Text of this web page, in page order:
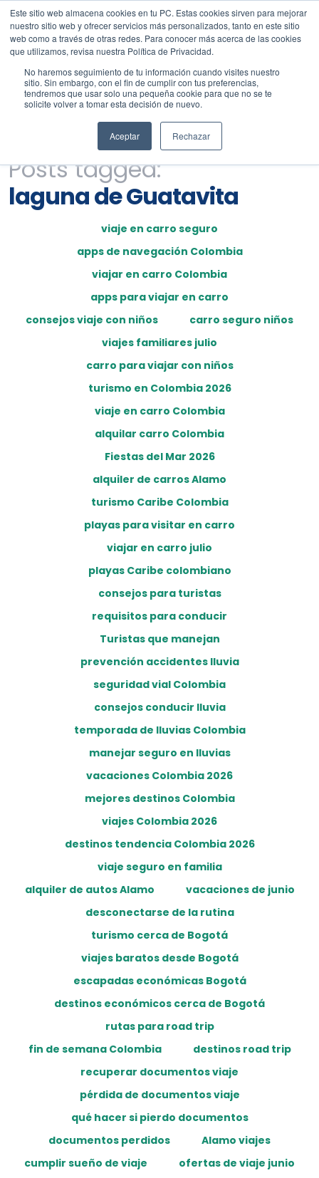
Este sitio web almacena cookies en tu PC. Estas cookies sirven para mejorar
nuestro sitio web y ofrecer servicios más personalizados, tanto en este sitio
web como a través de otras redes. Para conocer más acerca de las cookies
que utilizamos, revisa nuestra Política de Privacidad.
No haremos seguimiento de tu información cuando visites nuestro
sitio. Sin embargo, con el fin de cumplir con tus preferencias,
tendremos que usar solo una pequeña cookie para que no se te
solicite volver a tomar esta decisión de nuevo.
Aceptar Rechazar
Posts tagged:
laguna de Guatavita
viaje en carro seguro
apps de navegación Colombia
viajar en carro Colombia
apps para viajar en carro
consejos viaje con niños
carro seguro niños
viajes familiares julio
carro para viajar con niños
turismo en Colombia 2026
viaje en carro Colombia
alquilar carro Colombia
Fiestas del Mar 2026
alquiler de carros Alamo
turismo Caribe Colombia
playas para visitar en carro
viajar en carro julio
playas Caribe colombiano
consejos para turistas
requisitos para conducir
Turistas que manejan
prevención accidentes lluvia
seguridad vial Colombia
consejos conducir lluvia
temporada de lluvias Colombia
manejar seguro en lluvias
vacaciones Colombia 2026
mejores destinos Colombia
viajes Colombia 2026
destinos tendencia Colombia 2026
viaje seguro en familia
alquiler de autos Alamo
vacaciones de junio
desconectarse de la rutina
turismo cerca de Bogotá
viajes baratos desde Bogotá
escapadas económicas Bogotá
destinos económicos cerca de Bogotá
rutas para road trip
fin de semana Colombia
destinos road trip
recuperar documentos viaje
pérdida de documentos viaje
qué hacer si pierdo documentos
documentos perdidos
Alamo viajes
cumplir sueño de viaje
ofertas de viaje junio